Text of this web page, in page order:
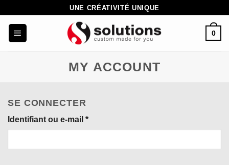
contenu
UNE CRÉATIVITÉ UNIQUE
0
MY ACCOUNT
SE CONNECTER
Identifiant ou e-mail *Obligatoire